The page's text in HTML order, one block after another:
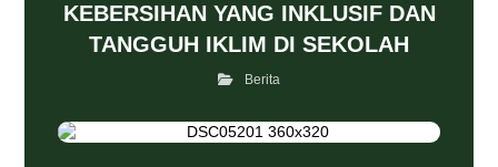
KEBERSIHAN YANG INKLUSIF DAN
TANGGUH IKLIM DI SEKOLAH
Berita